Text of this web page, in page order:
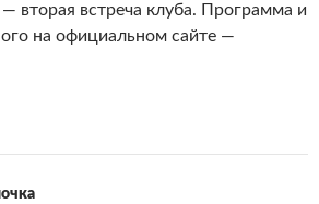
вторая встреча клуба. Программа и
на официальном сайте —